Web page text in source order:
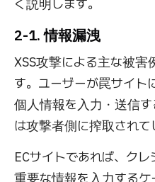
く説明します。
2-1. 情報漏洩
XSS攻撃による主な被
す。ユーザーが罠サイト
個人情報を入力・送信
は攻撃者側に搾取されて
ECサイトであれば、ク
重要な情報を入力するケ